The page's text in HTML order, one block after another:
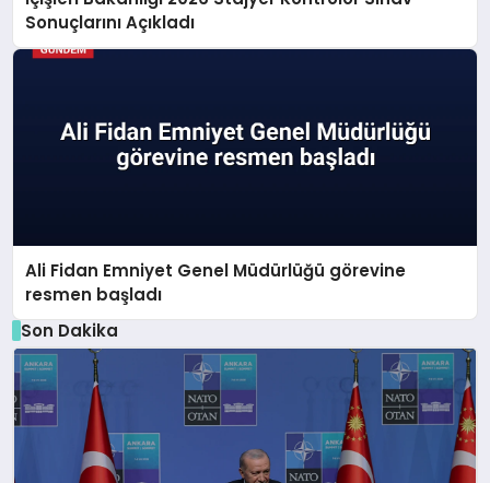
Sonuçlarını Açıkladı
Ali Fidan Emniyet Genel Müdürlüğü görevine
resmen başladı
Son Dakika